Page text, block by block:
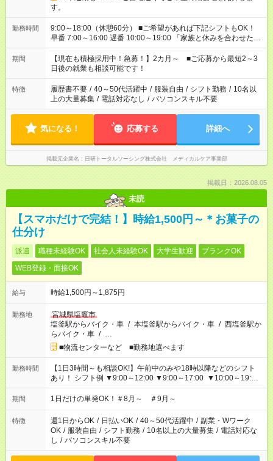
す。
勤務時間
9:00～18:00（休憩60分） ■ご希望があれば下記シフトもOK！
早番 7:00～16:00 遅番 10:00～19:00 「家族と休みを合わせた
い」 「余裕を持って夕飯の準備がしたい」 「できれば残業はし
たくない」 など、ご希望を教えてくださいね。 ※Wワーク希望
の方へ 今ご覧のお仕事で希望する勤務時間と、もう1つのお仕事
の勤務時間。 合計で週40時間を超える場合は応募できません。
期間
【現在も積極採用中！急募！】2カ月～ ■ご応募から最短2～3
日後の就業も相談可能です！
特徴 履歴書不要 / 40～50代活躍中 / 服装自由 / シフト勤務 / 10名以
上の大量募集 / 電話対応なし / パソコンスキル不要
気になる！ 応募する 詳細へ
掲載元企業名 日研トータルソーシング株式会社 メディカルケア事業部
掲載日：2026.08.05
未読
【スマホだけで完結！】時給1,500円～＊お菓子の
仕分け
派遣 職種未経験OK 社会人未経験OK 大学生歓迎
ブランクOK
WEB登録・面接OK
給与 時給1,500円～1,875円
勤務地
宮城県塩竈市
塩釜駅からバイク・車 / 本塩釜駅からバイク・車 / 西塩釜駅か
らバイク・車 / …
■物流センターなど ■勤務地選べます
勤務時間
【1日3時間～も相談OK!】午前中のみや18時以降などのシフト
あり！ シフト例 ▼9:00～12:00 ▼9:00～17:00 ▼10:00～19:00
▼18:00～21:00
期間 1日だけの単発OK！＃8月～ ＃9月～
特徴 週1日からOK / 日払いOK / 40～50代活躍中 / 副業・Wワーク
OK / 服装自由 / シフト勤務 / 10名以上の大量募集 / 電話対応な
し / パソコンスキル不要